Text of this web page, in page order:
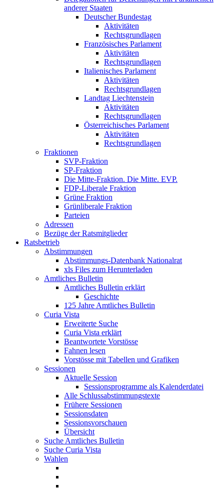
anderer Staaten
Deutscher Bundestag
Aktivitäten
Rechtsgrundlagen
Französisches Parlament
Aktivitäten
Rechtsgrundlagen
Italienisches Parlament
Aktivitäten
Rechtsgrundlagen
Landtag Liechtenstein
Aktivitäten
Rechtsgrundlagen
Österreichisches Parlament
Aktivitäten
Rechtsgrundlagen
Fraktionen
SVP-Fraktion
SP-Fraktion
Die Mitte-Fraktion. Die Mitte. EVP.
FDP-Liberale Fraktion
Grüne Fraktion
Grünliberale Fraktion
Parteien
Adressen
Bezüge der Ratsmitglieder
Ratsbetrieb
Abstimmungen
Abstimmungs-Datenbank Nationalrat
xls Files zum Herunterladen
Amtliches Bulletin
Amtliches Bulletin erklärt
Geschichte
125 Jahre Amtliches Bulletin
Curia Vista
Erweiterte Suche
Curia Vista erklärt
Beantwortete Vorstösse
Fahnen lesen
Vorstösse mit Tabellen und Grafiken
Sessionen
Aktuelle Session
Sessionsprogramme als Kalenderdatei
Alle Schlussabstimmungstexte
Frühere Sessionen
Sessionsdaten
Sessionsvorschauen
Übersicht
Suche Amtliches Bulletin
Suche Curia Vista
Wahlen